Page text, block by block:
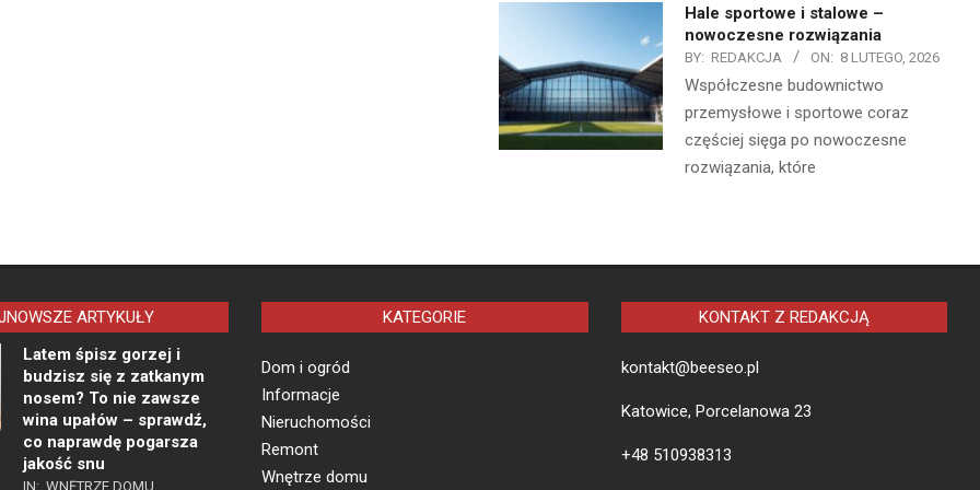
Hale sportowe i stalowe –
nowoczesne rozwiązania
BY: REDAKCJA ON: 8 LUTEGO, 2026
Współczesne budownictwo
przemysłowe i sportowe coraz
częściej sięga po nowoczesne
rozwiązania, które
ARTYKUŁY
Latem śpisz gorzej i
budzisz się z zatkanym
nosem? To nie zawsze
wina upałów – sprawdź,
co naprawdę pogarsza
jakość snu
IN: WNĘTRZE DOMU
KATEGORIE
Dom i ogród
Informacje
Nieruchomości
Remont
Wnętrze domu
KONTAKT Z REDAKCJĄ
kontakt@beeseo.pl
Katowice, Porcelanowa 23
+48 510938313